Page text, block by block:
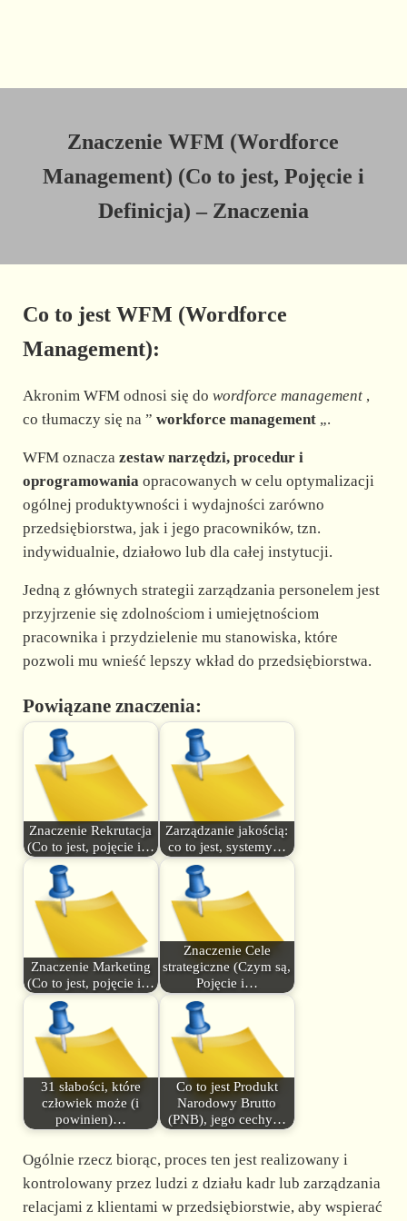
Znaczenie WFM (Wordforce
Management) (Co to jest, Pojęcie i
Definicja) – Znaczenia
Co to jest WFM (Wordforce
Management):
Akronim WFM odnosi się do wordforce management,
co tłumaczy się na ” workforce management„.
WFM oznacza zestaw narzędzi, procedur i
oprogramowaniaopracowanych w celu optymalizacji
ogólnej produktywności i wydajności zarówno
przedsiębiorstwa, jak i jego pracowników, tzn.
indywidualnie, działowo lub dla całej instytucji.
Jedną z głównych strategii zarządzania personelem jest
przyjrzenie się zdolnościom i umiejętnościom
pracownika i przydzielenie mu stanowiska, które
pozwoli mu wnieść lepszy wkład do przedsiębiorstwa.
Powiązane znaczenia:
Znaczenie Rekrutacja
(Co to jest, pojęcie i…
Zarządzanie jakością:
co to jest, systemy…
Znaczenie Marketing
(Co to jest, pojęcie i…
Znaczenie Cele
strategiczne (Czym są,
Pojęcie i…
31 słabości, które
człowiek może (i
powinien)…
Co to jest Produkt
Narodowy Brutto
(PNB), jego cechy…
Ogólnie rzecz biorąc, proces ten jest realizowany i
kontrolowany przez ludzi z działu kadr lub zarządzania
relacjami z klientami w przedsiębiorstwie, aby wspierać